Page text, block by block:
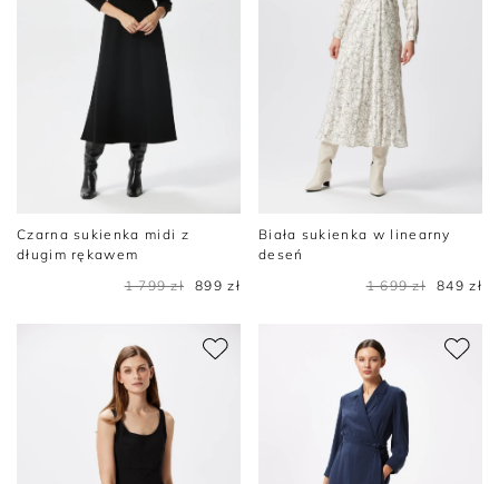
Czarna sukienka midi z
długim rękawem
1 799 zł
899 zł
Biała sukienka w linearny
deseń
1 699 zł
849 zł